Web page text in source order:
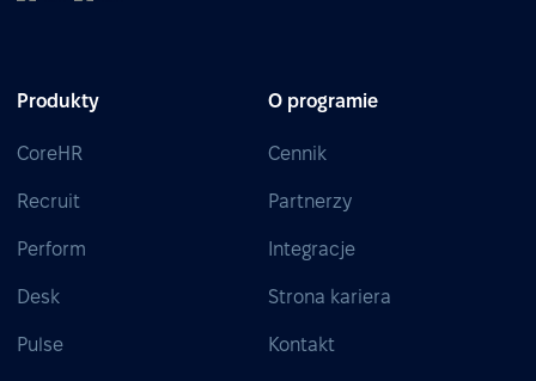
Produkty
CoreHR
Recruit
Perform
Desk
Pulse
O programie
Cennik
Partnerzy
Integracje
Strona kariera
Kontakt